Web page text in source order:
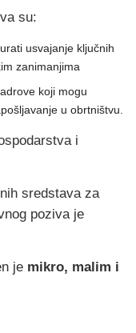
su:
usvajanje ključnih
zanimanjima
koji mogu
u obrtništvu.
i
sredstava za
poziva je
je mikro, malim i